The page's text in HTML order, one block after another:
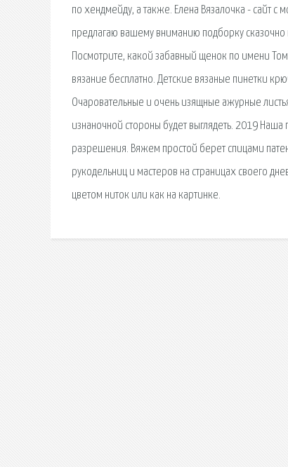
по хендмейду, а также. Елена Вязалочка - сайт
предлагаю вашему вниманию подборку
Посмотрите, какой забавный щенок по имени
вязание бесплатно. Детские вязаные пинетки
Очаровательные и очень изящные ажурные
изнаночной стороны будет выглядеть. 2019
разрешения. Вяжем простой берет спицами
рукодельниц и мастеров на страницах своего
цветом ниток или как на картинке.